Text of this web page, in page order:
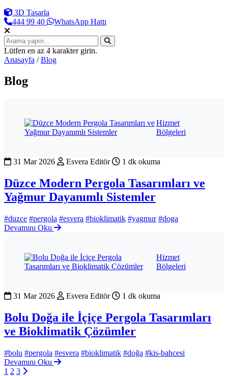
3D Tasarla
444 99 40
WhatsApp Hattı
Lütfen en az 4 karakter girin.
Anasayfa /Blog
Blog
Hizmet
Bölgeleri
31 Mar 2026 Esvera Editör 1 dk okuma
Düzce Modern Pergola Tasarımları ve
Yağmur Dayanımlı Sistemler
#duzce #pergola #esvera #bioklimatik #yagmur #doga
Devamını Oku
Hizmet
Bölgeleri
31 Mar 2026 Esvera Editör 1 dk okuma
Bolu Doğa ile İçiçe Pergola Tasarımları
ve Bioklimatik Çözümler
#bolu #pergola #esvera #bioklimatik #doğa #kis-bahcesi
Devamını Oku
1 2 3